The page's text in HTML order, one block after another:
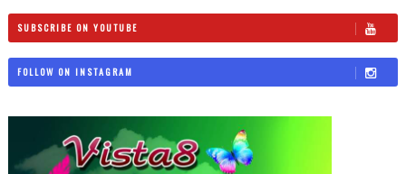
SUBSCRIBE ON YOUTUBE
FOLLOW ON INSTAGRAM